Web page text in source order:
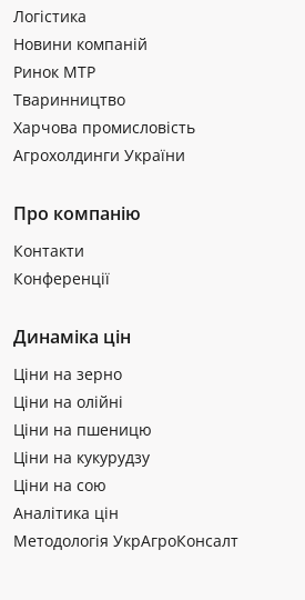
Логістика
Новини компаній
Ринок МТР
Тваринництво
Харчова промисловість
Агрохолдинги України
Про компанію
Контакти
Конференції
Динаміка цін
Ціни на зерно
Ціни на олійні
Ціни на пшеницю
Ціни на кукурудзу
Ціни на сою
Аналітика цін
Методологія УкрАгроКонсалт